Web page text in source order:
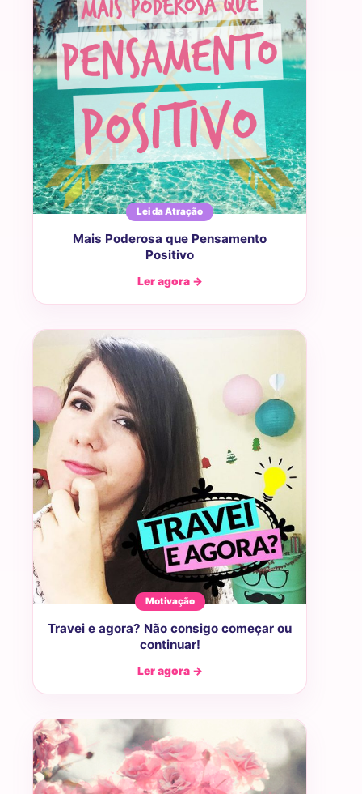
Lei da Atração
Mais Poderosa que Pensamento
Positivo
Ler agora →
Motivação
Travei e agora? Não consigo começar ou
continuar!
Ler agora →